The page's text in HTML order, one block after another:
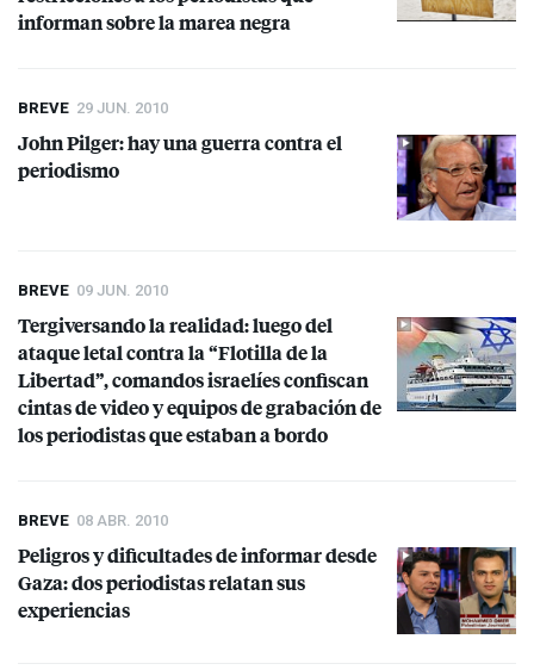
informan sobre la marea negra
BREVE 29 JUN. 2010
John Pilger: hay una guerra contra el
periodismo
BREVE 09 JUN. 2010
Tergiversando la realidad: luego del
ataque letal contra la “Flotilla de la
Libertad”, comandos israelíes confiscan
cintas de video y equipos de grabación de
los periodistas que estaban a bordo
BREVE 08 ABR. 2010
Peligros y dificultades de informar desde
Gaza: dos periodistas relatan sus
experiencias